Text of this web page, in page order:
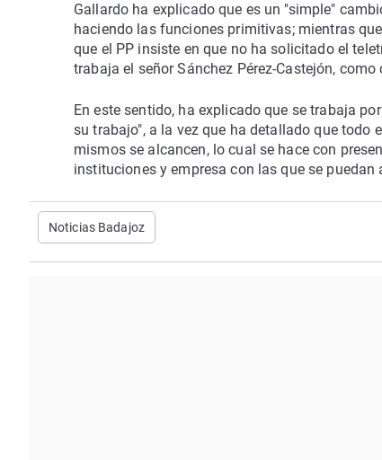
Gallardo ha explicado que es un "simple"
haciendo las funciones primitivas; mientras
que el PP insiste en que no ha solicitado el
trabaja el señor Sánchez Pérez-Castejón,
En este sentido, ha explicado que se trabaja
su trabajo", a la vez que ha detallado que todo
mismos se alcancen, lo cual se hace con
instituciones y empresa con las que se
Noticias Badajoz